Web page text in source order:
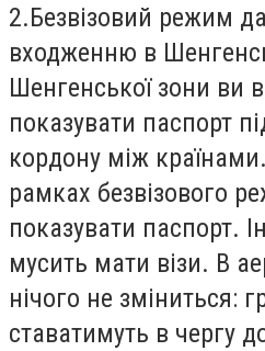
2.Безвізовий режим
входженню в
Шенгенської зони ви
показувати паспорт
кордону між
рамках безвізового
показувати паспорт.
мусить мати візи. В
нічого не зміниться:
ставатимуть в чергу